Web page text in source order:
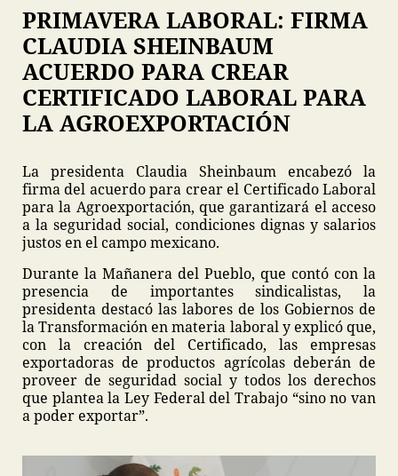
PRIMAVERA LABORAL: FIRMA
CLAUDIA SHEINBAUM
ACUERDO PARA CREAR
CERTIFICADO LABORAL PARA
LA AGROEXPORTACIÓN
La presidenta Claudia Sheinbaum encabezó la
firma del acuerdo para crear el Certificado Laboral
para la Agroexportación, que garantizará el acceso
a la seguridad social, condiciones dignas y salarios
justos en el campo mexicano.
Durante la Mañanera del Pueblo, que contó con la
presencia de importantes sindicalistas, la
presidenta destacó las labores de los Gobiernos de
la Transformación en materia laboral y explicó que,
con la creación del Certificado, las empresas
exportadoras de productos agrícolas deberán de
proveer de seguridad social y todos los derechos
que plantea la Ley Federal del Trabajo “sino no van
a poder exportar”.